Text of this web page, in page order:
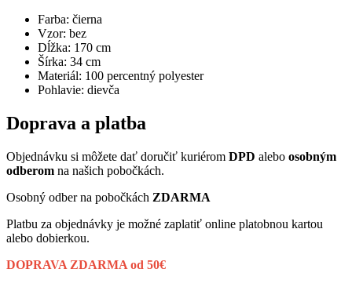
Farba: čierna
Vzor: bez
Dĺžka: 170 cm
Šírka: 34 cm
Materiál: 100 percentný polyester
Pohlavie: dievča
Doprava a platba
Objednávku si môžete dať doručiť kuriérom DPD alebo osobným
odberom na našich pobočkách.
Osobný odber na pobočkách ZDARMA
Platbu za objednávky je možné zaplatiť online platobnou kartou
alebo dobierkou.
DOPRAVA ZDARMA od 50€